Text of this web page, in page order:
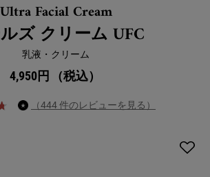
Ultra Facial Cream
ズ クリーム UFC
乳液・クリーム
4,950円 （税込）
（444 件のレビューを見る）